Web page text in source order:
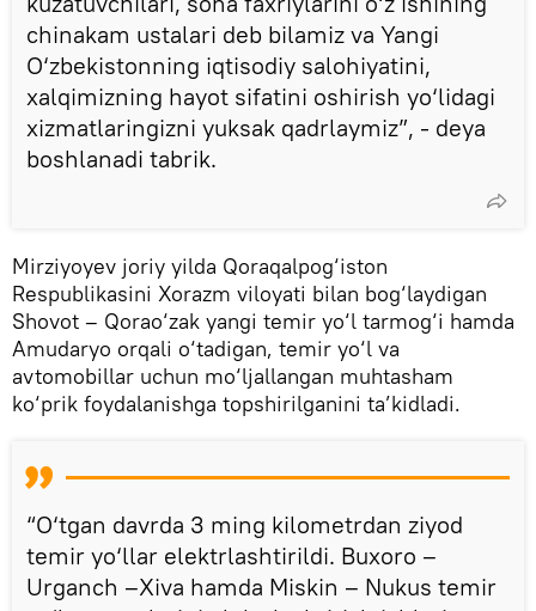
chinakam ustalari deb bilamiz va Yangi
O‘zbekistonning iqtisodiy salohiyatini,
xalqimizning hayot sifatini oshirish yo‘lidagi
xizmatlaringizni yuksak qadrlaymiz”, - deya
boshlanadi tabrik.
Mirziyoyev joriy yilda Qoraqalpog‘iston
Respublikasini Xorazm viloyati bilan bog‘laydigan
Shovot – Qorao‘zak yangi temir yo‘l tarmog‘i hamda
Amudaryo orqali o‘tadigan, temir yo‘l va
avtomobillar uchun mo‘ljallangan muhtasham
ko‘prik foydalanishga topshirilganini ta’kidladi.
“O‘tgan davrda 3 ming kilometrdan ziyod
temir yo‘llar elektrlashtirildi. Buxoro –
Urganch –Xiva hamda Miskin – Nukus temir